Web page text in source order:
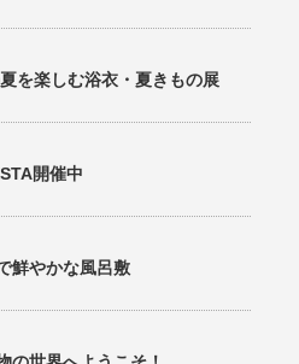
を楽しむ浴衣・夏きもの展
開催中
鮮やかな風呂敷